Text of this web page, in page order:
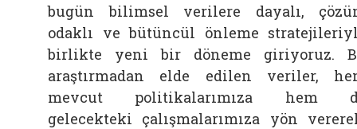
bugün bilimsel verilere dayalı,
odaklı ve bütüncül önleme
birlikte yeni bir döneme giriyoruz.
araştırmadan elde edilen veriler,
mevcut politikalarımıza hem
gelecekteki çalışmalarımıza yön